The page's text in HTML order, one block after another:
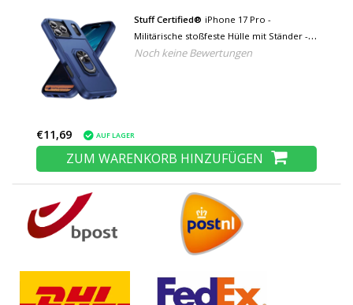
Stuff Certified® iPhone 17 Pro -
Militärische stoßfeste Hülle mit Ständer -
Grip Socket Magnetische Schutzhülle -
Noch keine Bewertungen
€11,69 AUF LAGER
ZUM WARENKORB HINZUFÜGEN